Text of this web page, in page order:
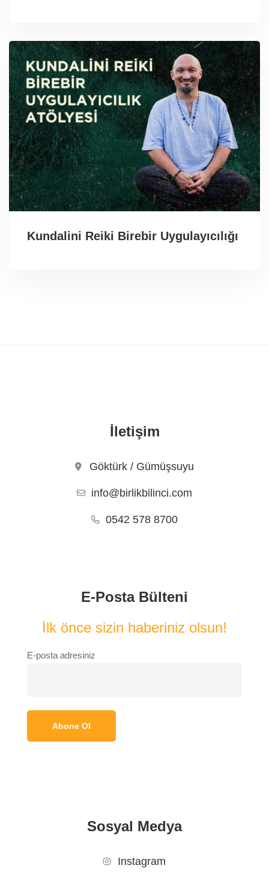
Kundalini Reiki Birebir Uygulayıcılığı
İletişim
Göktürk / Gümüşsuyu
info@birlikbilinci.com
0542 578 8700
E-Posta Bülteni
İlk önce sizin haberiniz olsun!
E-posta adresiniz
Sosyal Medya
Instagram